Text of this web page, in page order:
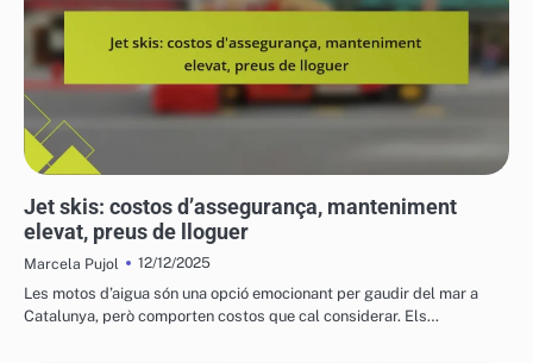
Jet skis: costos d’assegurança, manteniment
elevat, preus de lloguer
Marcela Pujol
12/12/2025
Les motos d’aigua són una opció emocionant per gaudir del mar a
Catalunya, però comporten costos que cal considerar. Els…